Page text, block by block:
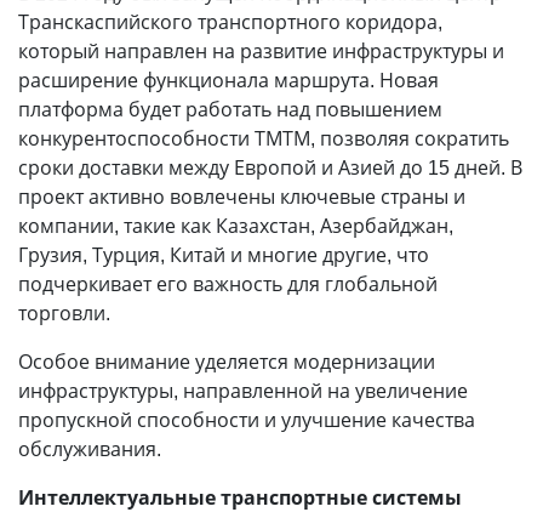
Транскаспийского транспортного коридора,
который направлен на развитие инфраструктуры и
расширение функционала маршрута. Новая
платформа будет работать над повышением
конкурентоспособности ТМТМ, позволяя сократить
сроки доставки между Европой и Азией до 15 дней. В
проект активно вовлечены ключевые страны и
компании, такие как Казахстан, Азербайджан,
Грузия, Турция, Китай и многие другие, что
подчеркивает его важность для глобальной
торговли.
Особое внимание уделяется модернизации
инфраструктуры, направленной на увеличение
пропускной способности и улучшение качества
обслуживания.
Интеллектуальные транспортные системы